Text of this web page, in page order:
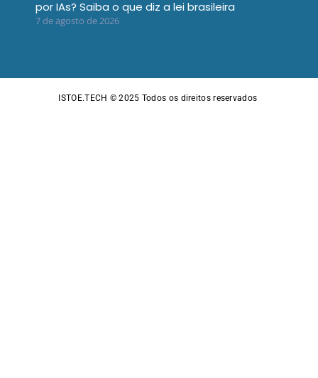
por IAs? Saiba o que diz a lei brasileira
7 de agosto de 2026
ISTOE.TECH © 2025 Todos os direitos reservados